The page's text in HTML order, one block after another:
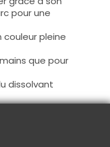
pour une
pleine
que pour
dissolvant